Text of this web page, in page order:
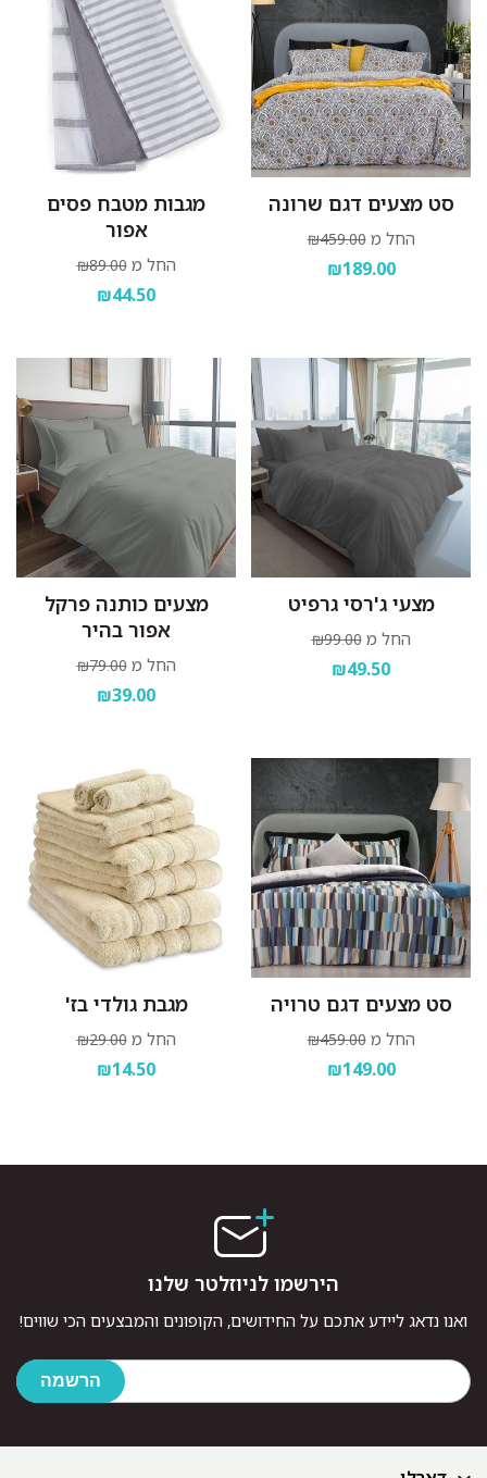
סט מצעים דגם שרונה
החל מ ₪459.00
₪189.00
מגבות מטבח פסים
אפור
החל מ ₪89.00
₪44.50
מצעי ג'רסי גרפיט
החל מ ₪99.00
₪49.50
מצעים כותנה פרקל
אפור בהיר
החל מ ₪79.00
₪39.00
סט מצעים דגם טרויה
החל מ ₪459.00
₪149.00
מגבת גולדי בז'
החל מ ₪29.00
₪14.50
הירשמו לניוזלטר שלנו
ואנו נדאג ליידע אתכם על החידושים, הקופונים והמבצעים הכי שווים!